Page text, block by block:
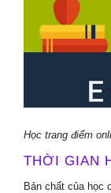
Học trang điểm
THỜI GIAN
Bản chất của học